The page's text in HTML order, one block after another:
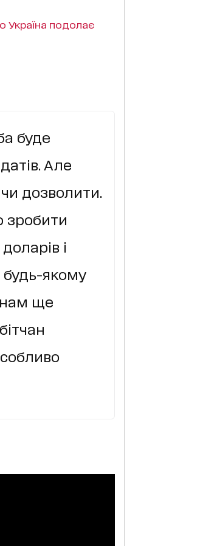
Україна подолає
буде
Але
дозволити.
зробити
і
будь-якому
нам ще